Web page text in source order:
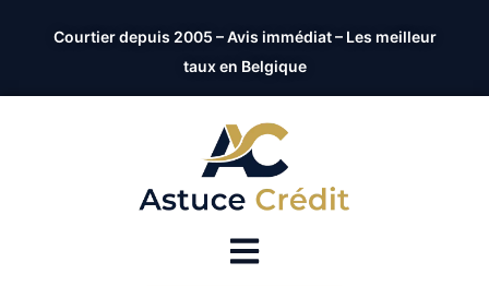
Courtier depuis 2005 – Avis immédiat – Les meilleur
taux en Belgique